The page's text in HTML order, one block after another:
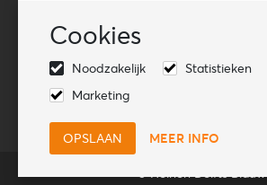
Cookies
Noodzakelijk
Statistieken
Marketing
MEER INFO
Tica Venlo
Volg ons
© Heinen Delfts Blauw